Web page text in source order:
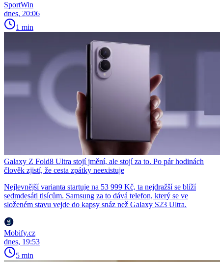
SportWin
dnes, 20:06
1 min
Galaxy Z Fold8 Ultra stojí jmění, ale stojí za to. Po pár hodinách
člověk zjistí, že cesta zpátky neexistuje
Nejlevnější varianta startuje na 53 999 Kč, ta nejdražší se blíží
sedmdesáti tisícům. Samsung za to dává telefon, který se ve
složeném stavu vejde do kapsy snáz než Galaxy S23 Ultra.
Mobify.cz
dnes, 19:53
5 min